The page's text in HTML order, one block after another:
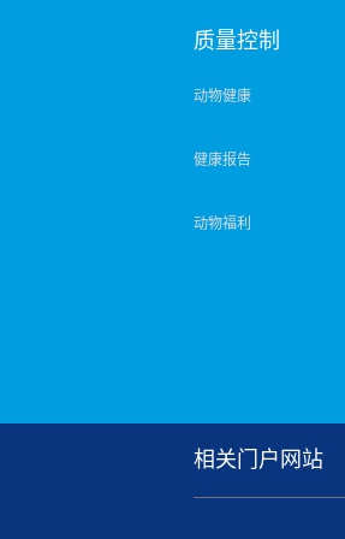
质量控制
动物健康
健康报告
动物福利
相关门户网站